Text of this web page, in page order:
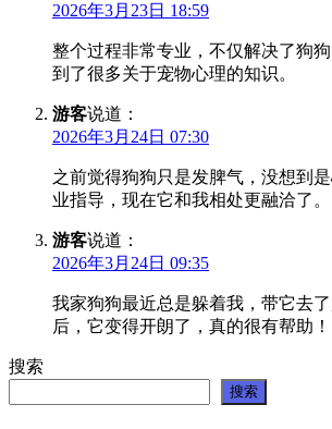
2026年3月23日 18:59
整个过程非常专业，不仅解决了狗
到了很多关于宠物心理的知识。
游客说道：
2026年3月24日 07:30
之前觉得狗狗只是发脾气，没想到
业指导，现在它和我相处更融洽了。
游客说道：
2026年3月24日 09:35
我家狗狗最近总是躲着我，带它去
后，它变得开朗了，真的很有帮助！
搜索
搜索